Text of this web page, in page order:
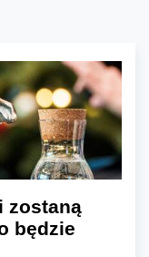
zostaną
będzie